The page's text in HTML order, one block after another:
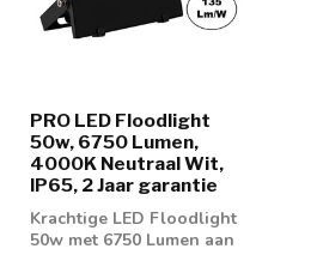
PRO LED Floodlight
50w, 6750 Lumen,
4000K Neutraal Wit,
IP65, 2 Jaar garantie
Krachtige LED Floodlight
50w met 6750 Lumen aan